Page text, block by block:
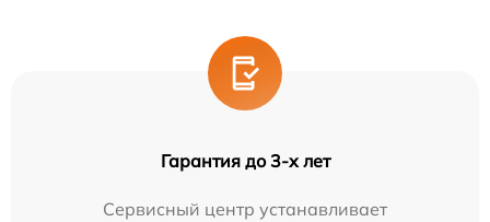
Гарантия до 3-х лет
Сервисный центр устанавливает